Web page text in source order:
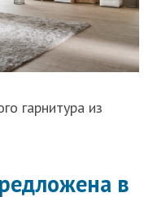
гарнитура из
в